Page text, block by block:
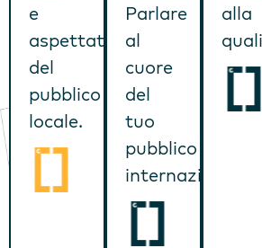
e
aspettative
del
pubblico
locale.
Parlare
al
cuore
del
tuo
pubblico
internazionale.
alla